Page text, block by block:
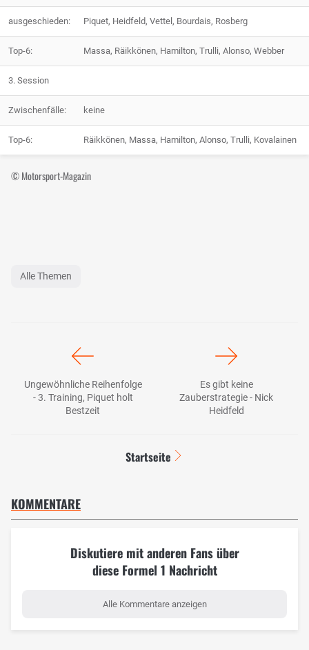
ausgeschieden: Piquet, Heidfeld, Vettel, Bourdais, Rosberg
Top-6: Massa, Räikkönen, Hamilton, Trulli, Alonso, Webber
3. Session
Zwischenfälle: keine
Top-6: Räikkönen, Massa, Hamilton, Alonso, Trulli, Kovalainen
© Motorsport-Magazin
Alle Themen
Ungewöhnliche Reihenfolge
- 3. Training, Piquet holt
Bestzeit
Es gibt keine
Zauberstrategie - Nick
Heidfeld
Startseite
KOMMENTARE
Diskutiere mit anderen Fans über
diese Formel 1 Nachricht
Alle Kommentare anzeigen